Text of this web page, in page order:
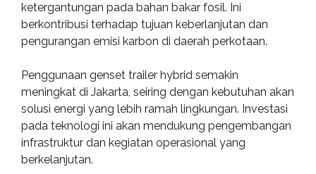
ketergantungan pada bahan bakar fosil. Ini
berkontribusi terhadap tujuan keberlanjutan dan
pengurangan emisi karbon di daerah perkotaan.
Penggunaan genset trailer hybrid semakin
meningkat di Jakarta, seiring dengan kebutuhan akan
solusi energi yang lebih ramah lingkungan. Investasi
pada teknologi ini akan mendukung pengembangan
infrastruktur dan kegiatan operasional yang
berkelanjutan.